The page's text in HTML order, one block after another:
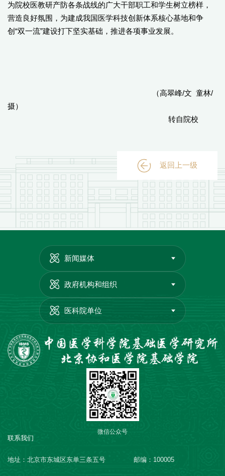
为院校医教研产防各条战线的广大干部职工和学生树立榜样，
营造良好氛围，为建成我国医学科技创新体系核心基地和争
创“双一流”建设打下坚实基础，推进各项事业发展。
（高翠峰/文 童林/
摄）
转自院校
返回上一级
新闻媒体
政府机构和组织
医科院单位
联系我们
地址：北京市东城区东单三条五号 邮编：100005
微信公众号